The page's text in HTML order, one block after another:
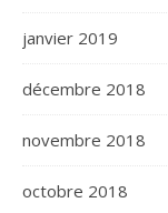
janvier 2019
décembre 2018
novembre 2018
octobre 2018